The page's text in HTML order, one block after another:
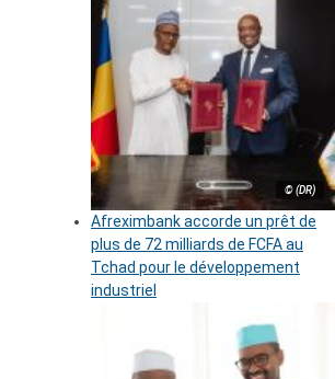
© (DR)
Afreximbank accorde un prêt de
plus de 72 milliards de FCFA au
Tchad pour le développement
industriel